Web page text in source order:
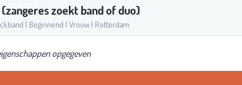
(zangeres zoekt band of duo)
| Beginnend | Vrouw | Rotterdam
opgegeven